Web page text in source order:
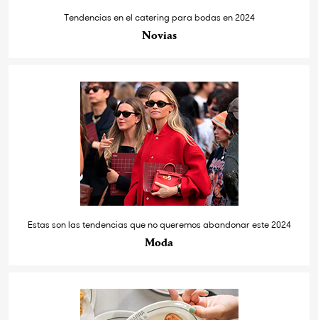
Tendencias en el catering para bodas en 2024
Novias
Estas son las tendencias que no queremos abandonar este 2024
Moda